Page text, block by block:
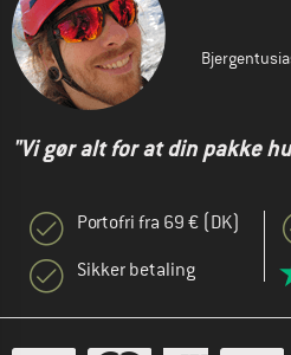
"Vi gør alt for at din pakke
Portofri fra 69 € (DK)
Sikker betaling